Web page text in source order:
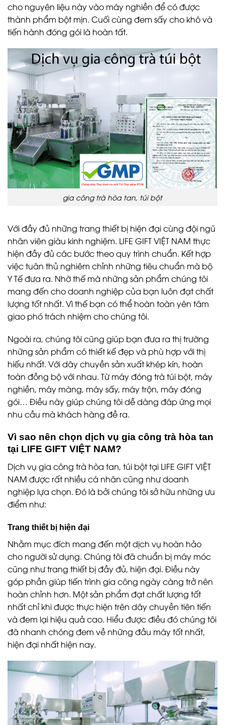
cho nguyên liệu này vào máy nghiền để có được
thành phẩm bột mịn. Cuối cùng đem sấy cho khô và
tiến hành đóng gói là hoàn tất.
gia công trà hòa tan, túi bột
Với đầy đủ những trang thiết bị hiện đại cùng đội ngũ
nhân viên giàu kinh nghiệm. LIFE GIFT VIỆT NAM thực
hiện đầy đủ các bước theo quy trình chuẩn. Kết hợp
việc tuân thủ nghiêm chỉnh những tiêu chuẩn mà bộ
Y Tế đưa ra. Nhờ thế mà những sản phẩm chúng tôi
mang đến cho doanh nghiệp của bạn luôn đạt chất
lượng tốt nhất. Vì thế bạn có thể hoàn toàn yên tâm
giao phó trách nhiệm cho chúng tôi.
Ngoài ra, chúng tôi cũng giúp bạn đưa ra thị trường
những sản phẩm có thiết kế đẹp và phù hợp với thị
hiếu nhất. Với dây chuyền sản xuất khép kín, hoàn
toàn đồng bộ với nhau. Từ máy đóng trà túi bột, máy
nghiền, máy màng, máy sấy, máy trộn, máy đóng
gói… Điều này giúp chúng tôi dễ dàng đáp ứng mọi
nhu cầu mà khách hàng đề ra.
Vì sao nên chọn dịch vụ gia công trà hòa tan
tại LIFE GIFT VIỆT NAM?
Dịch vụ gia công trà hòa tan, túi bột tại LIFE GIFT VIỆT
NAM được rất nhiều cá nhân cũng như doanh
nghiệp lựa chọn. Đó là bởi chúng tôi sở hữu những ưu
điểm như:
Trang thiết bị hiện đại
Nhằm mục đích mang đến một dịch vụ hoàn hảo
cho người sử dụng. Chúng tôi đã chuẩn bị máy móc
cũng như trang thiết bị đầy đủ, hiện đại. Điều này
góp phần giúp tiến trình gia công ngày càng trở nên
hoàn chỉnh hơn. Một sản phẩm đạt chất lượng tốt
nhất chỉ khi được thực hiện trên dây chuyền tiên tiến
và đem lại hiệu quả cao. Hiểu được điều đó chúng tôi
đã nhanh chóng đem về những đầu máy tốt nhất,
hiện đại nhất hiện nay.